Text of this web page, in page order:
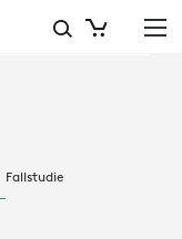
Fallstudie